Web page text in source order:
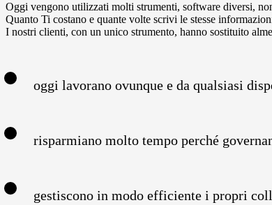
Oggi vengono utilizzati molti strumenti, software diversi,
Quanto Ti costano e quante volte scrivi le stesse
I nostri clienti, con un unico strumento, hanno sostituito
oggi lavorano ovunque e da qualsiasi
risparmiano molto tempo perché
gestiscono in modo efficiente i propri